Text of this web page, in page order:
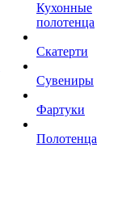
Кухонные
полотенца
Скатерти
Сувениры
Фартуки
Полотенца